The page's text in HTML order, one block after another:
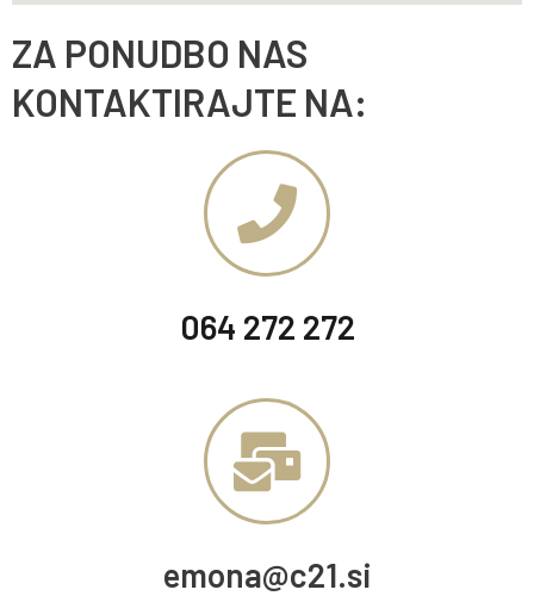
ZA PONUDBO NAS
KONTAKTIRAJTE NA:
064 272 272
emona@c21.si